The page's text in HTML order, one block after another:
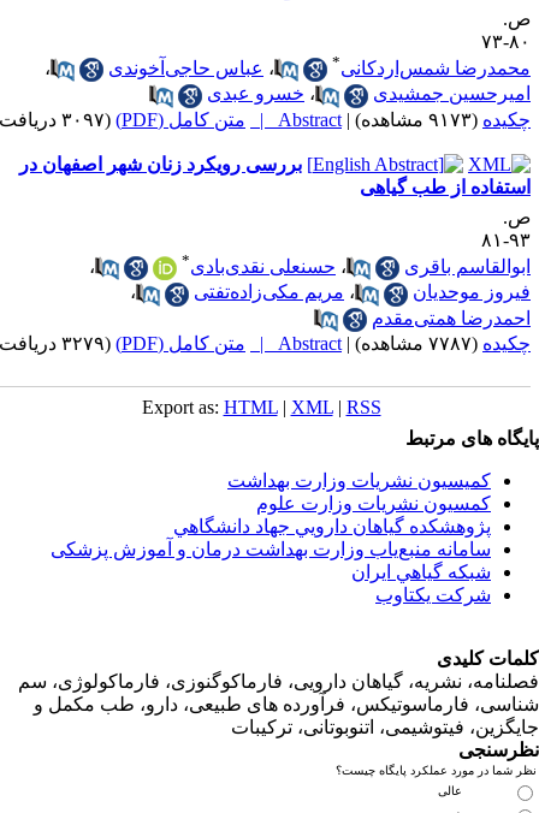
شمس‌اردکانی* ،عباس حاجی‌آخوندی
،
جمشیدی
،خسرو عبدی
(۹۱۷۳ مشاهده) |
Abstract | متن کامل (PDF) (۳۰۹۷ دریافت)
بررسی رویکرد زنان شهر اصفهان در
از طب گیاهی
باقری
،حسنعلی نقدی‌بادی*
،
موحدیان
،مریم مکی‌زاده‌تفتی
،
همتی‌مقدم
(۷۷۸۷ مشاهده) |
Abstract | متن کامل (PDF) (۳۲۷۹ دریافت)
Export as:HTML|XML|RSS
های مرتبط
کمیسیون نشریات وزارت بهداشت
کمسیون نشریات وزارت علوم
پژوهشكده گياهان دارويي جهاد دانشگاهي
سامانه منبع‌ياب وزارت بهداشت درمان و آموزش پزشکی
شبكه گياهي ايران
شرکت یکتاوب
کلیدی
نشریه، گیاهان دارویی، فارماکوگنوزی، فارماکولوژی، سم
فارماسوتیکس، فرآورده های طبیعی، دارو، طب مکمل و
فیتوشیمی، اتنوبوتانی، ترکیبات
در مورد عملکرد پایگاه چیست؟